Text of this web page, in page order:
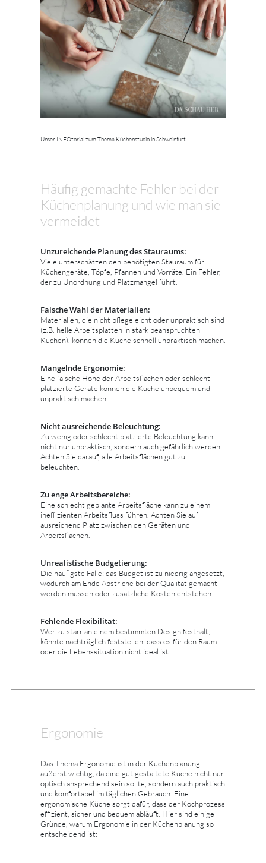
Unser INFOtorial zum Thema Küchenstudio in Schweinfurt
Häufig gemachte Fehler bei der
Küchenplanung und wie man sie
vermeidet
Unzureichende Planung des Stauraums:
Viele unterschätzen den benötigten Stauraum für
Küchengeräte, Töpfe, Pfannen und Vorräte. Ein Fehler,
der zu Unordnung und Platzmangel führt.
Falsche Wahl der Materialien:
Materialien, die nicht pflegeleicht oder unpraktisch sind
(z.B. helle Arbeitsplatten in stark beanspruchten
Küchen), können die Küche schnell unpraktisch machen.
Mangelnde Ergonomie:
Eine falsche Höhe der Arbeitsflächen oder schlecht
platzierte Geräte können die Küche unbequem und
unpraktisch machen.
Nicht ausreichende Beleuchtung:
Zu wenig oder schlecht platzierte Beleuchtung kann
nicht nur unpraktisch, sondern auch gefährlich werden.
Achten Sie darauf, alle Arbeitsflächen gut zu
beleuchten.
Zu enge Arbeitsbereiche:
Eine schlecht geplante Arbeitsfläche kann zu einem
ineffizienten Arbeitsfluss führen. Achten Sie auf
ausreichend Platz zwischen den Geräten und
Arbeitsflächen.
Unrealistische Budgetierung:
Die häufigste Falle: das Budget ist zu niedrig angesetzt,
wodurch am Ende Abstriche bei der Qualität gemacht
werden müssen oder zusätzliche Kosten entstehen.
Fehlende Flexibilität:
Wer zu starr an einem bestimmten Design festhält,
könnte nachträglich feststellen, dass es für den Raum
oder die Lebenssituation nicht ideal ist.
Ergonomie
Das Thema Ergonomie ist in der Küchenplanung
äußerst wichtig, da eine gut gestaltete Küche nicht nur
optisch ansprechend sein sollte, sondern auch praktisch
und komfortabel im täglichen Gebrauch. Eine
ergonomische Küche sorgt dafür, dass der Kochprozess
effizient, sicher und bequem abläuft. Hier sind einige
Gründe, warum Ergonomie in der Küchenplanung so
entscheidend ist: